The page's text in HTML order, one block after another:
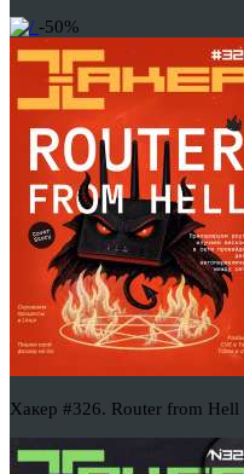
-50%
Хакер #326. Router from Hell